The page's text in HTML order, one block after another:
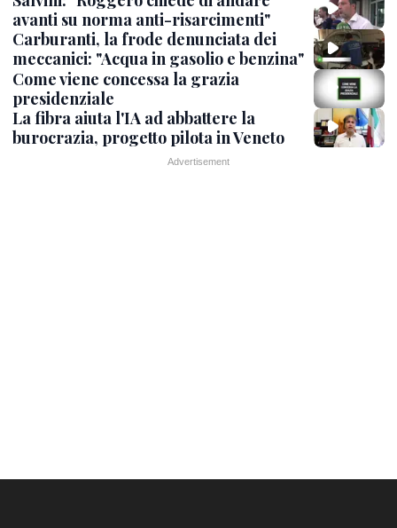
avanti su norma anti-risarcimenti"
Carburanti, la frode denunciata dei
meccanici: "Acqua in gasolio e benzina"
Come viene concessa la grazia
presidenziale
La fibra aiuta l'IA ad abbattere la
burocrazia, progetto pilota in Veneto